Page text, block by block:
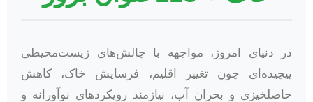
در دنیای امروز، مواجهه با چالش‌های زیست‌محیطی
پیچیده‌ای چون تغییر اقلیم، فرسایش خاک، کاهش
حاصلخیزی و بحران آب، نیازمند رویکردهای نوآورانه و